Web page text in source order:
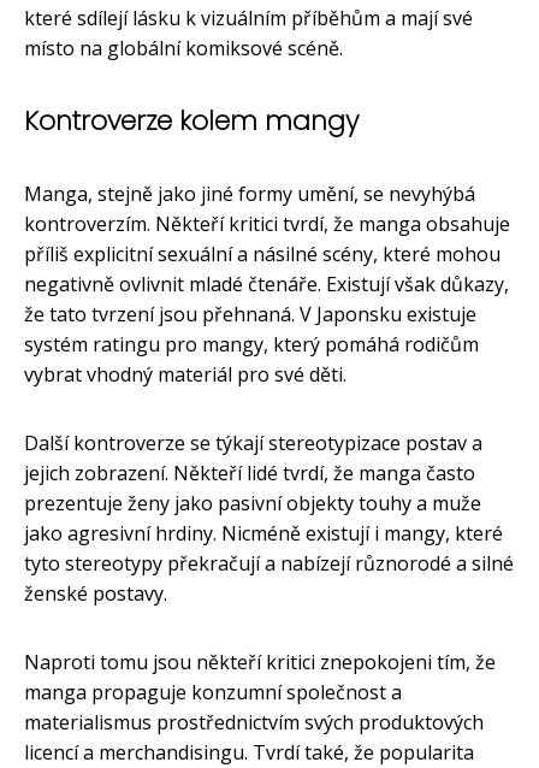
které sdílejí lásku k vizuálním příběhům a mají své
místo na globální komiksové scéně.
Kontroverze kolem mangy
Manga, stejně jako jiné formy umění, se nevyhýbá
kontroverzím. Někteří kritici tvrdí, že manga obsahuje
příliš explicitní sexuální a násilné scény, které mohou
negativně ovlivnit mladé čtenáře. Existují však důkazy,
že tato tvrzení jsou přehnaná. V Japonsku existuje
systém ratingu pro mangy, který pomáhá rodičům
vybrat vhodný materiál pro své děti.
Další kontroverze se týkají stereotypizace postav a
jejich zobrazení. Někteří lidé tvrdí, že manga často
prezentuje ženy jako pasivní objekty touhy a muže
jako agresivní hrdiny. Nicméně existují i mangy, které
tyto stereotypy překračují a nabízejí různorodé a silné
ženské postavy.
Naproti tomu jsou někteří kritici znepokojeni tím, že
manga propaguje konzumní společnost a
materialismus prostřednictvím svých produktových
licencí a merchandisingu. Tvrdí také, že popularita